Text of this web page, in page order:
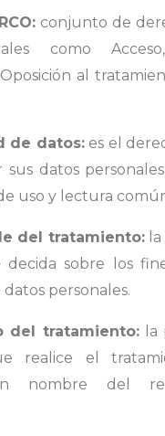
conjunto de
como Acceso,
al
de datos:es el
datos
uso y lectura
del tratamiento:la
sobre los
personales.
del tratamiento:la
realice el
nombre del